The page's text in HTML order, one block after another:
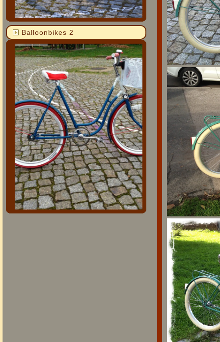
Balloonbikes 2